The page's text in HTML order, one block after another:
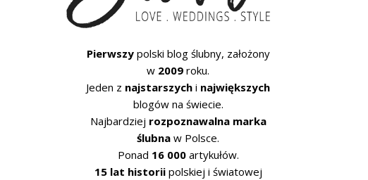
Pierwszypolski blog ślubny, założony
w 2009 roku.
Jeden z najstarszych i największych
blogów na świecie.
Najbardziej rozpoznawalna marka
ślubna w Polsce.
Ponad 16 000artykułów.
15 lat historiipolskiej i światowej